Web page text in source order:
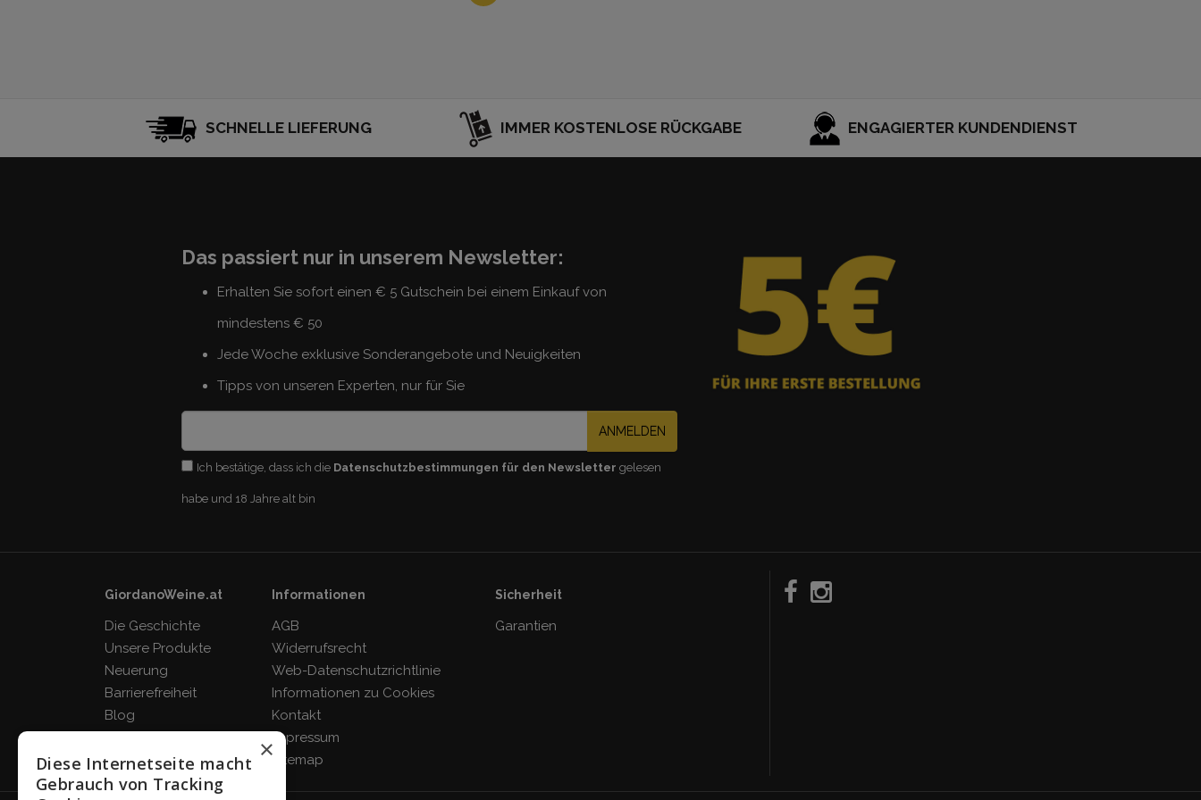
SCHNELLE LIEFERUNG IMMER KOSTENLOSE RÜCKGABE ENGAGIERTER KUNDENDIENST
Das passiert nur in unserem Newsletter:
Erhalten Sie sofort einen € 5 Gutschein bei einem Einkauf von
mindestens € 50
Jede Woche exklusive Sonderangebote und Neuigkeiten
Tipps von unseren Experten, nur für Sie
ANMELDEN
Ich bestätige, dass ich die Datenschutzbestimmungen für den Newsletter gelesen
habe und 18 Jahre alt bin
GiordanoWeine.at
Die Geschichte
Unsere Produkte
Neuerung
Barrierefreiheit
Blog
Informationen
AGB
Widerrufsrecht
Web-Datenschutzrichtlinie
Informationen zu Cookies
Kontakt
Impressum
Sitemap
Sicherheit
Garantien
×
Diese Internetseite macht
Gebrauch von Tracking